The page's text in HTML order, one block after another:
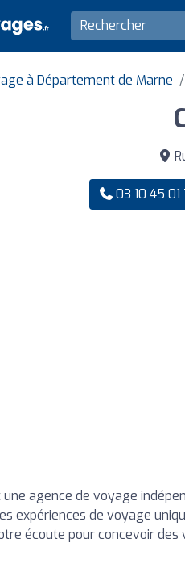
à Département de Marne
03 10 45 01
une agence de voyage
expériences de voyage
écoute pour concevoir